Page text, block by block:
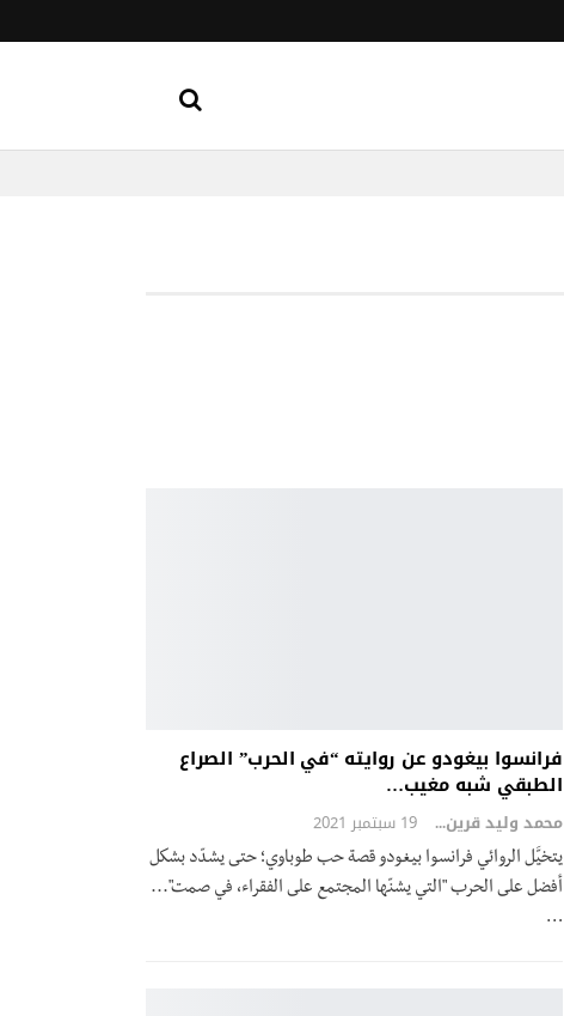
فرانسوا بيغودو عن روايته “في الحرب” الصراع
الطبقي شبه مغيب…
محمد وليد قرين 19 سبتمبر 2021
يتخيَّل الروائي فرانسوا بيغودو قصة حب طوباوي؛ حتى يشدّد بشكل
أفضل على الحرب "التي يشنّها المجتمع على الفقراء، في صمت"...
…